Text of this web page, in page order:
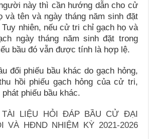
này thì cần hướng dẫn cho cử
và tên và ngày tháng năm sinh đặt
nhiên, nếu cử tri chỉ gạch họ và
ngày tháng năm sinh đặt trong
bầu đó vẫn được tính là hợp lệ.
đổi phiếu bầu khác do gạch hỏng,
hồi phiếu gạch hỏng của cử tri,
phiếu bầu khác.
TÀI LIỆU HỎI ĐÁP BẦU CỬ ĐẠI
VÀ HĐND NHIỆM KỲ 2021-2026